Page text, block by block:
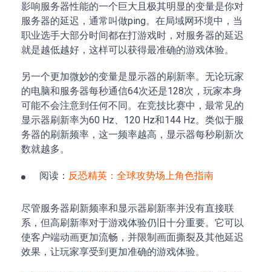
影响服务器性能的一个巨大且极其明显的变量是你对
服务器的延迟，通常叫做ping。在局域网环境中，当
职业选手大部分时间都在打游戏时，对服务器的延迟
就是越低越好，这样可以获得最准确的游戏体验。
另一个更加微妙的变量是显示器的刷新率。无论玩家
的电脑和服务器每秒通信64次还是128次，玩家本身
可能不会注意到任何不同。在竞技比赛中，最常见的
显示器刷新率为60 Hz、120 Hz和144 Hz。类似于服
务器的刷新频率，这一频率越高，显示器每秒刷新次
数就越多。
阅读： 反恐精英：全球攻势场上角色指南
尽管服务器刷新频率和显示器刷新率并没有直接联
系，但高刷新率对于游戏体验仍旧十分重要。它可以
使客户端动画更加流畅，并限制画面撕裂及其他延迟
效果，让玩家享受到更加准确的游戏体验。